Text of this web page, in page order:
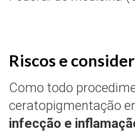
Riscos e
Como todo
ceratopigmentação
infecção e